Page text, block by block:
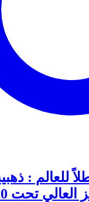
للعالم :
تحت 20 سنة